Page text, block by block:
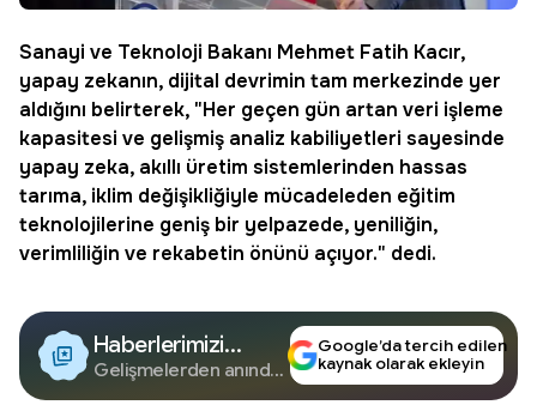
Sanayi ve Teknoloji Bakanı Mehmet Fatih Kacır,
yapay zekanın, dijital devrimin tam merkezinde yer
aldığını belirterek, "Her geçen gün artan veri işleme
kapasitesi ve gelişmiş analiz kabiliyetleri sayesinde
yapay zeka, akıllı üretim sistemlerinden hassas
tarıma, iklim değişikliğiyle mücadeleden eğitim
teknolojilerine geniş bir yelpazede, yeniliğin,
verimliliğin ve rekabetin önünü açıyor." dedi.
Haberlerimizi
Google'da Takip
Edin
Gelişmelerden anında
Google’da tercih edilen
kaynak olarak ekleyin